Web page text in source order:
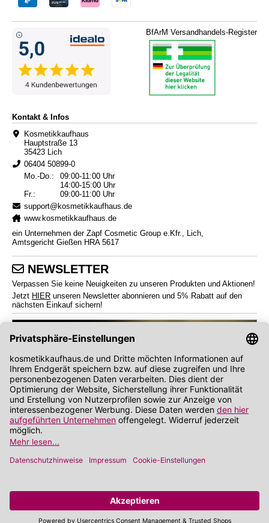
BfArM Versandhandels-Register
Kontakt & Infos
Kosmetikkaufhaus
Hauptstraße 13
35423 Lich
06404 50899-0
Mo.-Do.:
09:00-11:00 Uhr
14:00-15:00 Uhr
Fr.:
09:00-11:00 Uhr
support@kosmetikkaufhaus.de
www.kosmetikkaufhaus.de
ein Unternehmen der Zapf Cosmetic Group e.Kfr., Lich,
Amtsgericht Gießen HRA 5617
NEWSLETTER
Verpassen Sie keine Neuigkeiten zu unseren Produkten und Aktionen!
Jetzt HIER unseren Newsletter abonnieren und 5% Rabatt auf den
nächsten Einkauf sichern!
*
Angabe zu Rabatt und Preisnachlass bezieht sich auf die Preisempfehlung des
**
Wir nutzen Trusted Shops als unabhängigen Dienstleister für die Einholung von
Bewertungen. Trusted Shops hat Maßnahmen getroffen, um sicherzustellen, dass es